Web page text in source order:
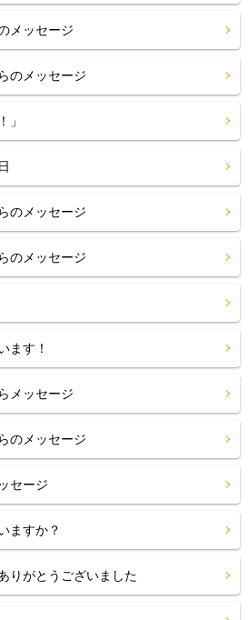
メッセージ
のメッセージ
」
のメッセージ
のメッセージ
ます！
メッセージ
のメッセージ
セージ
ますか？
りがとうございました